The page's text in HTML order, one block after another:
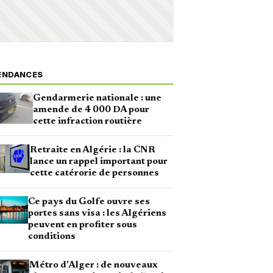
Gendarmerie nationale : une
amende de 4 000 DA pour
cette infraction routière
Retraite en Algérie : la CNR
lance un rappel important pour
cette catérorie de personnes
Ce pays du Golfe ouvre ses
portes sans visa : les Algériens
peuvent en profiter sous
conditions
Métro d’Alger : de nouveaux